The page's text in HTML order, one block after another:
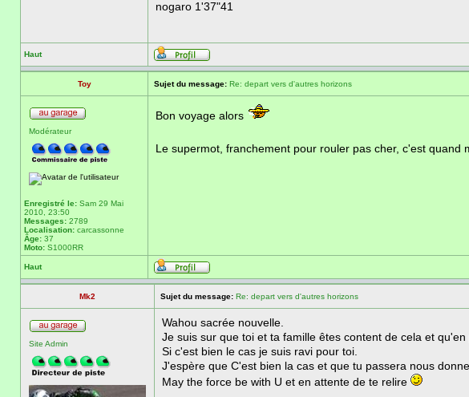
nogaro 1'37"41
Haut
Toy Sujet du message: Re: depart vers d'autres horizons
Modérateur
Enregistré le: Sam 29 Mai
2010, 23:50
Messages: 2789
Localisation: carcassonne
Âge: 37
Moto: S1000RR
Bon voyage alors
Le supermot, franchement pour rouler pas cher, c'est quand
Haut
Mk2 Sujet du message: Re: depart vers d'autres horizons
Site Admin
Wahou sacrée nouvelle.
Je suis sur que toi et ta famille êtes content de cela et
Si c'est bien le cas je suis ravi pour toi.
J'espère que C'est bien la cas et que tu passera nous
May the force be with U et en attente de te relire